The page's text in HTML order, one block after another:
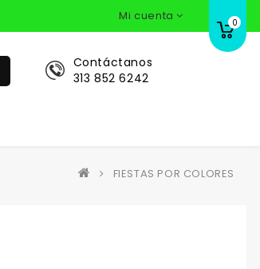
Mi cuenta 0
Contáctanos
313 852 6242
FIESTAS POR COLORES